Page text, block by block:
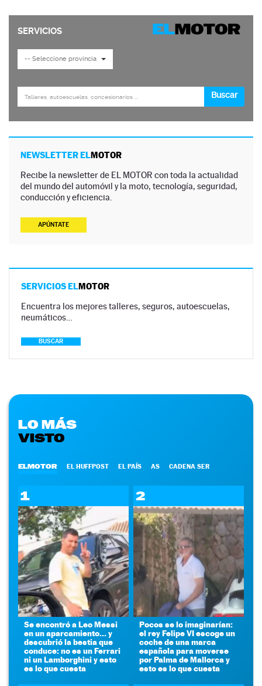
NEWSLETTER ELMOTOR
Recibe la newsletter de EL MOTOR con toda la actualidad
del mundo del automóvil y la moto, tecnología, seguridad,
conducción y eficiencia.
APÚNTATE
SERVICIOS ELMOTOR
Encuentra los mejores talleres, seguros, autoescuelas,
neumáticos…
BUSCAR
LO MÁS
VISTO
ELMOTOR EL HUFFPOST EL PAÍS AS CADENA SER
1
Se encontró a Leo Messi
en un aparcamiento... y
descubrió la bestia que
conduce: no es un Ferrari
ni un Lamborghini y esto
es lo que cuesta
2
Pocos se lo imaginarían:
el rey Felipe VI escoge un
coche de una marca
española para moverse
por Palma de Mallorca y
esto es lo que cuesta